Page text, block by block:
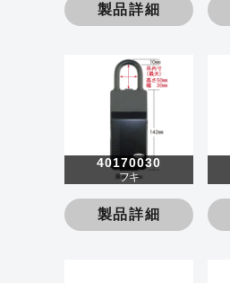
製品詳細
40170030
フキ
製品詳細